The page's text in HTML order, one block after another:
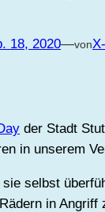
18, 2020—von
der Stadt
in unserem
selbst
in Angriff